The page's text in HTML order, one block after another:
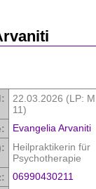
22.03.2026 (LP: M,
11)
Evangelia Arvaniti
Heilpraktikerin für
Psychotherapie
06990430211